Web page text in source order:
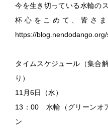
今を生き切っている水輪の
杯心をこめて、皆さ
https://
タイムスケジュール（集合
り）
11月6日（水）
13：00 水輪（グリーンオ
ン